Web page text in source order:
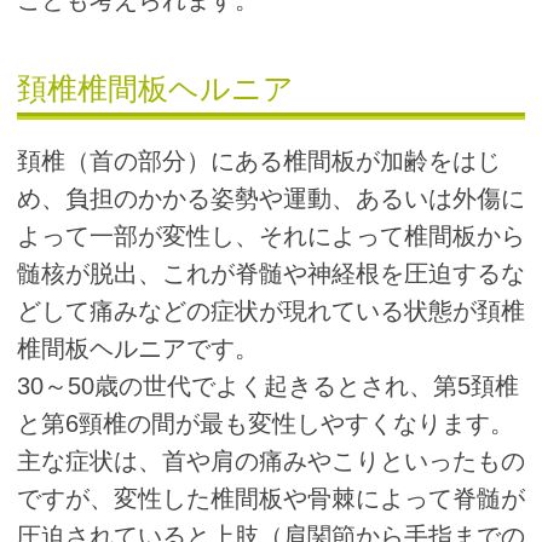
頚椎椎間板ヘルニア
頚椎（首の部分）にある椎間板が加齢をはじ
め、負担のかかる姿勢や運動、あるいは外傷に
よって一部が変性し、それによって椎間板から
髄核が脱出、これが脊髄や神経根を圧迫するな
どして痛みなどの症状が現れている状態が頚椎
椎間板ヘルニアです。
30～50歳の世代でよく起きるとされ、第5頚椎
と第6頸椎の間が最も変性しやすくなります。
主な症状は、首や肩の痛みやこりといったもの
ですが、変性した椎間板や骨棘によって脊髄が
圧迫されていると上肢（肩関節から手指までの